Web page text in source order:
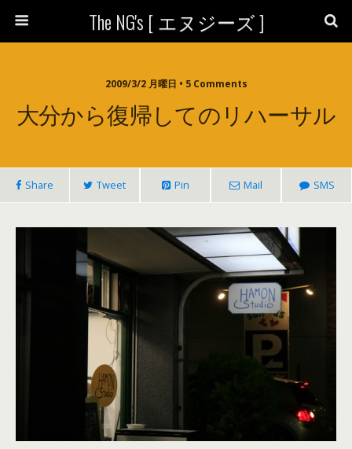
The NG's [ エヌジーズ ]
2009/3/2 月曜日 • 5 Comments
大分から復帰してのリハーサル
Share Tweet Pin Mail SMS